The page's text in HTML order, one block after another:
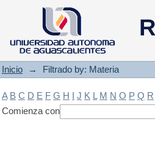
Filtrado by:
Inicio → Filtrado by: Materia
A B C D E F G H I J K L M N O P Q R
Comienza con